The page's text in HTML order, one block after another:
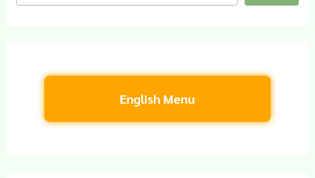
English Menu